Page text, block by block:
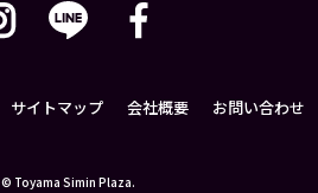
サイトマップ 会社概要 お問い合わせ
© Toyama Simin Plaza.